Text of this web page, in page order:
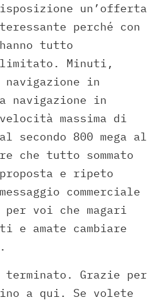
un’offerta
perché con
tutto
Minuti,
navigazione in
navigazione in
massima di
secondo 800 mega al
che tutto sommato
proposta e ripeto
commerciale
voi che magari
e amate cambiare
terminato. Grazie per
a qui. Se volete